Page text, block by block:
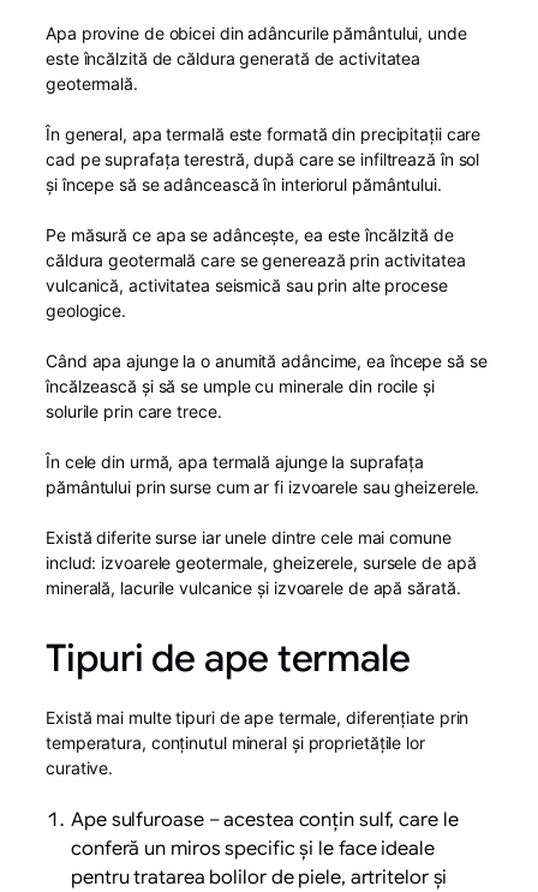
Apa provine de obicei din adâncurile pământului, unde
este încălzită de căldura generată de activitatea
geotermală.
În general, apa termală este formată din precipitații care
cad pe suprafața terestră, după care se infiltrează în sol
și începe să se adâncească în interiorul pământului.
Pe măsură ce apa se adâncește, ea este încălzită de
căldura geotermală care se generează prin activitatea
vulcanică, activitatea seismică sau prin alte procese
geologice.
Când apa ajunge la o anumită adâncime, ea începe să se
încălzească și să se umple cu minerale din rocile și
solurile prin care trece.
În cele din urmă, apa termală ajunge la suprafața
pământului prin surse cum ar fi izvoarele sau gheizerele.
Există diferite surse iar unele dintre cele mai comune
includ: izvoarele geotermale, gheizerele, sursele de apă
minerală, lacurile vulcanice și izvoarele de apă sărată.
Tipuri de ape termale
Există mai multe tipuri de ape termale, diferențiate prin
temperatura, conținutul mineral și proprietățile lor
curative.
Ape sulfuroase – acestea conțin sulf, care le
conferă un miros specific și le face ideale
pentru tratarea bolilor de piele, artritelor și